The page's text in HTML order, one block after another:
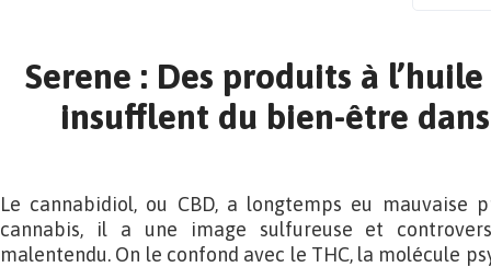
Serene : Des produits à
insufflent du bien-être
Le cannabidiol, ou CBD, a longtemps eu mauvaise
cannabis, il a une image sulfureuse et
malentendu. On le confond avec le THC, la molécule